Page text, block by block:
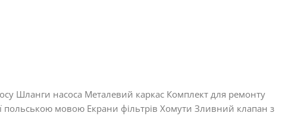
Шланги насоса Металевий каркас Комплект для ремонту
польською мовою Екрани фільтрів Хомути Зливний клапан з